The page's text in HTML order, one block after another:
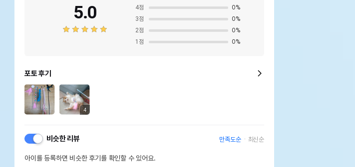
5.0
4점 0%
3점 0%
2점 0%
1 점 0%
포토 후기
4
비슷한 리뷰 만족도순 최신순
아이를 등록하면 비슷한 후기를 확인할 수 있어요.